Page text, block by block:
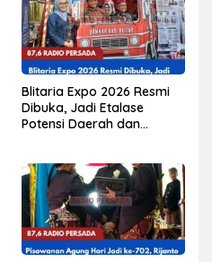
Blitaria Expo 2026 Resmi
Dibuka, Jadi Etalase
Potensi Daerah dan